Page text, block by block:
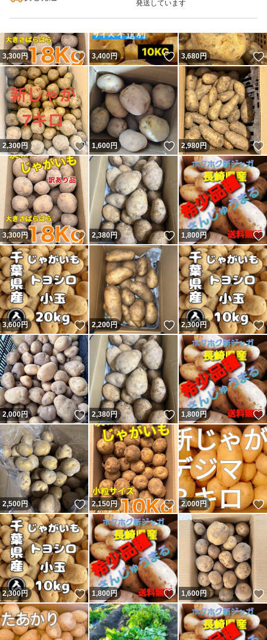
発送しています
3,300円 いいね！
3,400円 いいね！
3,680円
2,300円 いいね！
1,600円 いいね！
2,980円
3,300円 いいね！
2,380円 いいね！
1,800 円
3,600円 いいね！
2,200円 いいね！
2,300円
2,000円 いいね！
2,380円 いいね！
1,800 円
2,500円 いいね！
2,150円 いいね！
2,000円
2,300円 いいね！
1,800 円 いいね！
1,600円